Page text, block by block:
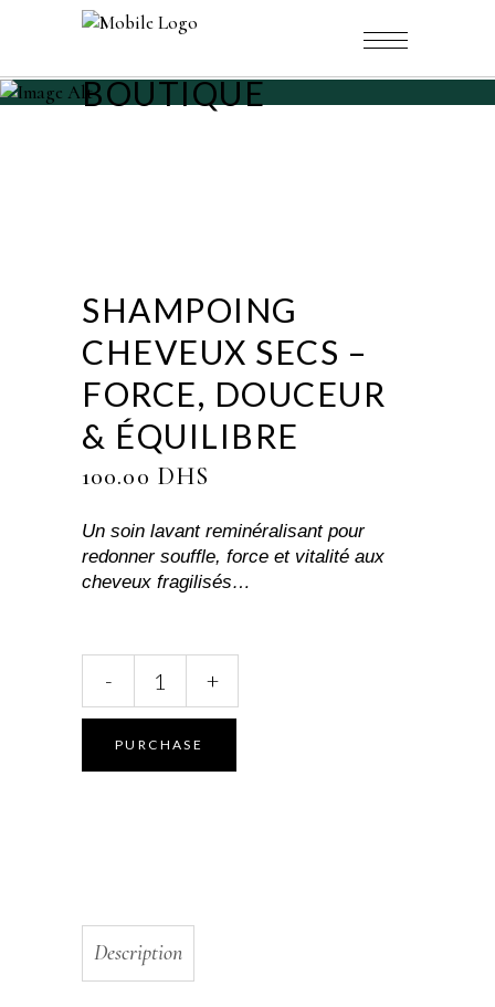
BOUTIQUE
SHAMPOING
CHEVEUX SECS –
FORCE, DOUCEUR
& ÉQUILIBRE
100.00 DHS
Un soin lavant reminéralisant pour
redonner souffle, force et vitalité aux
cheveux fragilisés…
Secs
Force,
- +
PURCHASE
Description